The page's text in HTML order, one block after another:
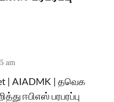
am
| AIADMK | தவெக
ஈபிஎஸ் பரபரப்பு